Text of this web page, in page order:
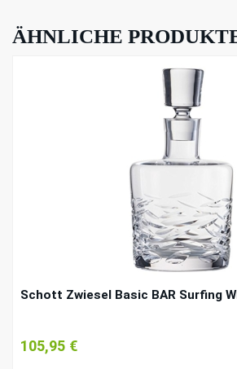
ÄHNLICHE
Schott Zwiesel Basic BAR Surfing
105,95 €